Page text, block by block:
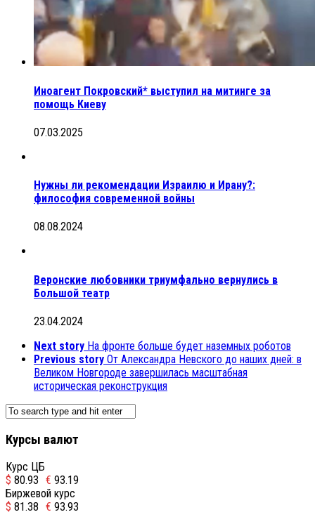
Иноагент Покровский* выступил на митинге за
помощь Киеву
07.03.2025
Нужны ли рекомендации Израилю и Ирану?:
философия современной войны
08.08.2024
Веронские любовники триумфально вернулись в
Большой театр
23.04.2024
Next story На фронте больше будет наземных роботов
Previous story От Александра Невского до наших дней: в
Великом Новгороде завершилась масштабная
историческая реконструкция
Курсы валют
Курс ЦБ
$ 80.93 € 93.19
Биржевой курс
$ 81.38 € 93.93